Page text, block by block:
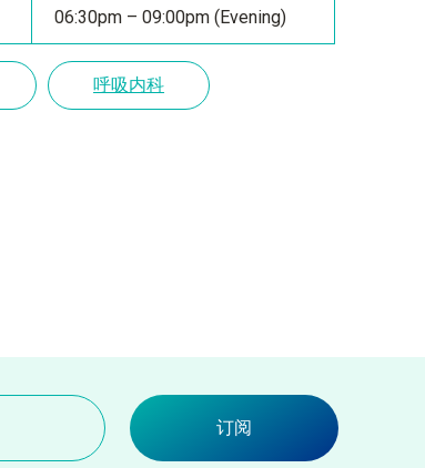
06:30pm – 09:00pm (Evening)
呼吸内科
订阅